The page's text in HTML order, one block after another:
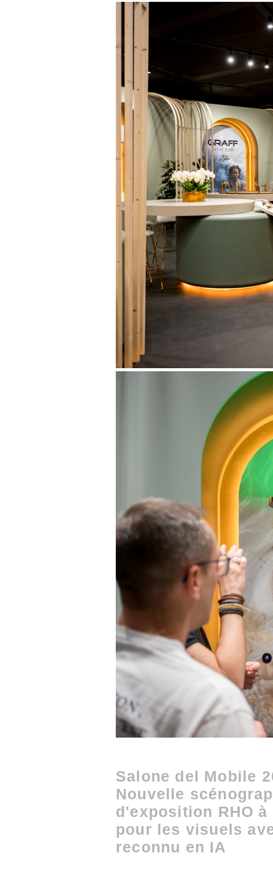
Salone del Mobile
Nouvelle
d'exposition RHO
pour les visuels
reconnu en IA